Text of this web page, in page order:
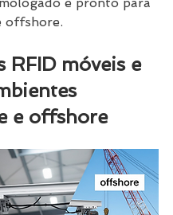
offshore.
RFID móveis e
e offshore